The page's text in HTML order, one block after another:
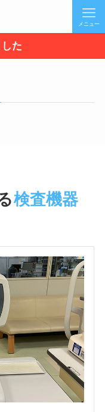
メニュー
た
検査機器